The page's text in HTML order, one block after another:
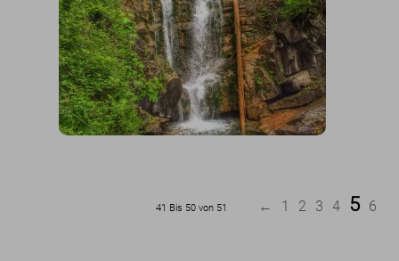
41 Bis 50 von 51 ← 1 2 3 4 5 6